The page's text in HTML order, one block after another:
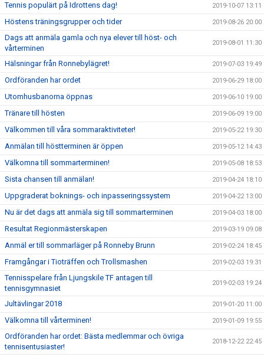
Tennis populärt på Idrottens dag! 2019-10-07 13:11
Höstens träningsgrupper och tider 2019-08-26 20:00
Dags att anmäla gamla och nya elever till höst- och
vårterminen
2019-08-01 11:30
Hälsningar från Ronnebylägret! 2019-07-03 19:49
Ordföranden har ordet 2019-06-29 18:00
Utomhusbanorna öppnas 2019-06-10 19:00
Tränare till hösten 2019-06-09 19:00
Välkommen till våra sommaraktiviteter! 2019-05-22 19:30
Anmälan till höstterminen är öppen 2019-05-12 14:43
Välkomna till sommarterminen! 2019-05-08 18:53
Sista chansen till anmälan! 2019-04-24 18:10
Uppgraderat boknings- och inpasseringssystem 2019-04-22 13:00
Nu är det dags att anmäla sig till sommarterminen 2019-04-03 18:00
Resultat Regionmästerskapen 2019-03-19 09:08
Anmäl er till sommarläger på Ronneby Brunn 2019-02-24 18:45
Framgångar i Tioträffen och Trollsmashen 2019-02-03 19:31
Tennisspelare från Ljungskile TF antagen till
tennisgymnasiet
2019-02-03 19:24
Jultävlingar 2018 2019-01-20 11:00
Välkomna till vårterminen! 2019-01-09 19:55
Ordföranden har ordet: Bästa medlemmar och övriga
tennisentusiaster!
2018-12-22 22:45